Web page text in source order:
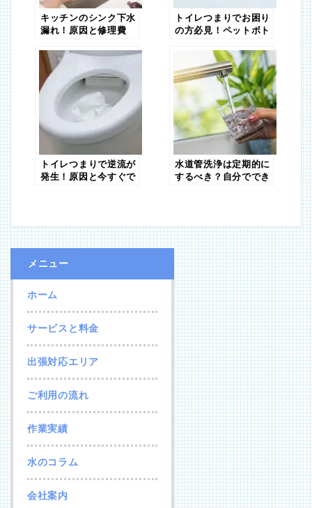
キッチンのシンク下水
漏れ！原因と修理費
解説
トイレつまりでお困り
の方必見！ペットボト
【水道職人：プロ】
トイレつまりで逆流が
発生！原因と今すぐで
水道管洗浄は定期的に
するべき？自分ででき
メニュー
ホーム
サービスと料金
出張対応エリア
ご利用の流れ
作業実績
水のコラム
会社案内